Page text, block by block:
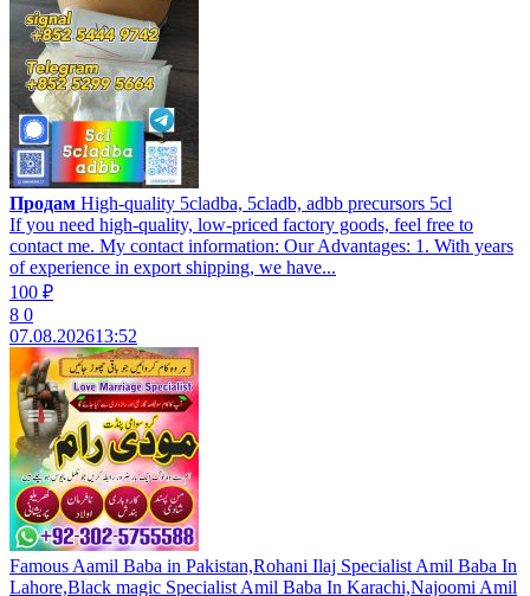
Продам High-quality 5cladba, 5cladb, adbb precursors 5cl
If you need high-quality, low-priced factory goods, feel free to
contact me. My contact information: Our Advantages: 1. With years
of experience in export shipping, we have...
100 ₽
8 0
07.08.202613:52
Famous Aamil Baba in Pakistan,Rohani Ilaj Specialist Amil Baba In
Lahore,Black magic Specialist Amil Baba In Karachi,Najoomi Amil